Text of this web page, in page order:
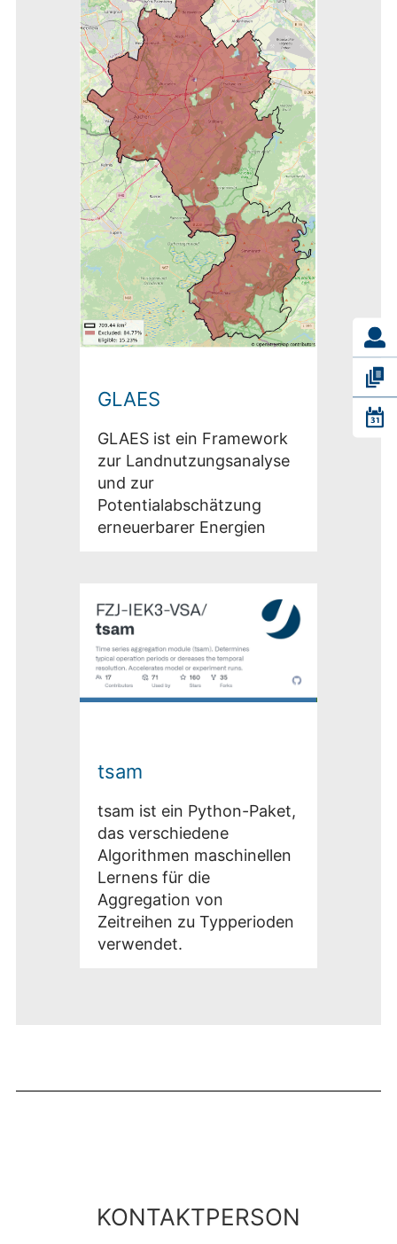
GLAES
GLAES ist ein Framework
zur Landnutzungsanalyse
und zur
Potentialabschätzung
erneuerbarer Energien
tsam
tsam ist ein Python-Paket,
das verschiedene
Algorithmen maschinellen
Lernens für die
Aggregation von
Zeitreihen zu Typperioden
verwendet.
KONTAKTPERSON